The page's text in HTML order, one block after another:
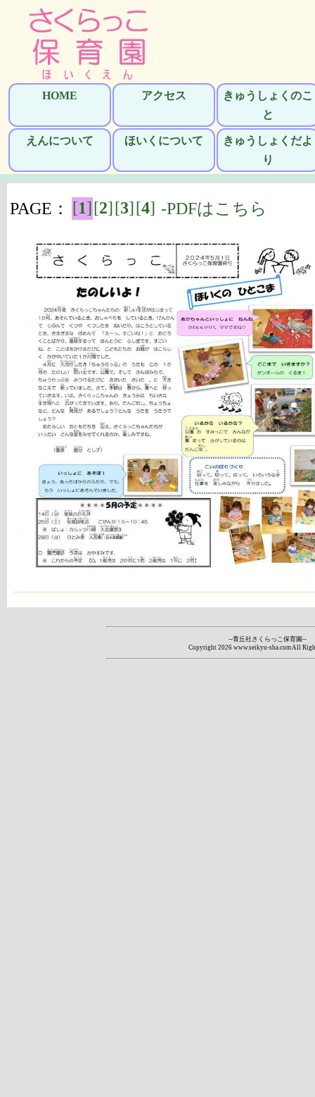
HOME アクセス
きゅうしょくのこ
と
えんについて ほいくについて
きゅうしょくだよ
り
PAGE： [1][2][3][4] -PDFはこちら
--青丘社さくらっこ保育園--
Copyright 2026 www.seikyu-sha.com All